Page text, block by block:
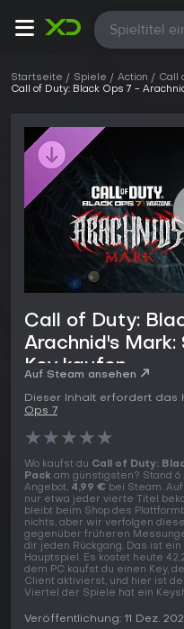
Alle
Startseite Spiele Action
Call
Call of Duty: Black Ops 7 -
Call of Duty:
Arachnid's
Key kaufen
Auf Steam ansehen
Dieser Inhalt erfordert das
Ops 7
★★★★★
Wo kaufst du Call of Duty:
Pack am günstigsten? Stand
Angebot, 4,99 € bei Steam.
nur etwa jeder vierte Titel
bleibt beim Shop des
nichts, aber wir verfolgen
gegenüber früheren
dir jeden Rückgang. Das ist
Hauptspiel. Es kostet heute
dem PC kaufst du einen Key,
Client aktivierst, und hier ist
Viertel der Spiele hat ein
Veröffentlichung: 11 Dez.